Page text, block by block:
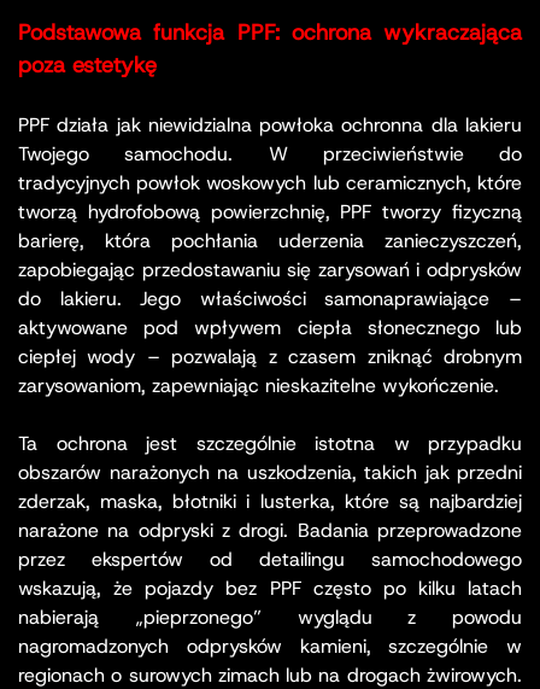
Podstawowa funkcja PPF: ochrona wykraczająca
poza estetykę
PPF działa jak niewidzialna powłoka ochronna dla lakieru
Twojego samochodu. W przeciwieństwie do
tradycyjnych powłok woskowych lub ceramicznych, które
tworzą hydrofobową powierzchnię, PPF tworzy fizyczną
barierę, która pochłania uderzenia zanieczyszczeń,
zapobiegając przedostawaniu się zarysowań i odprysków
do lakieru. Jego właściwości samonaprawiające –
aktywowane pod wpływem ciepła słonecznego lub
ciepłej wody – pozwalają z czasem zniknąć drobnym
zarysowaniom, zapewniając nieskazitelne wykończenie.
Ta ochrona jest szczególnie istotna w przypadku
obszarów narażonych na uszkodzenia, takich jak przedni
zderzak, maska, błotniki i lusterka, które są najbardziej
narażone na odpryski z drogi. Badania przeprowadzone
przez ekspertów od detailingu samochodowego
wskazują, że pojazdy bez PPF często po kilku latach
nabierają „pieprzonego” wyglądu z powodu
nagromadzonych odprysków kamieni, szczególnie w
regionach o surowych zimach lub na drogach żwirowych.